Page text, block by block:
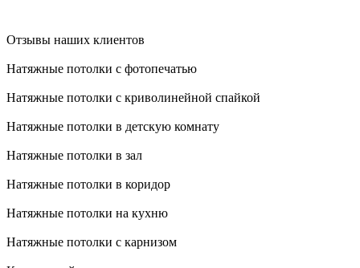
Отзывы наших клиентов
Натяжные потолки с фотопечатью
Натяжные потолки с криволинейной спайкой
Натяжные потолки в детскую комнату
Натяжные потолки в зал
Натяжные потолки в коридор
Натяжные потолки на кухню
Натяжные потолки с карнизом